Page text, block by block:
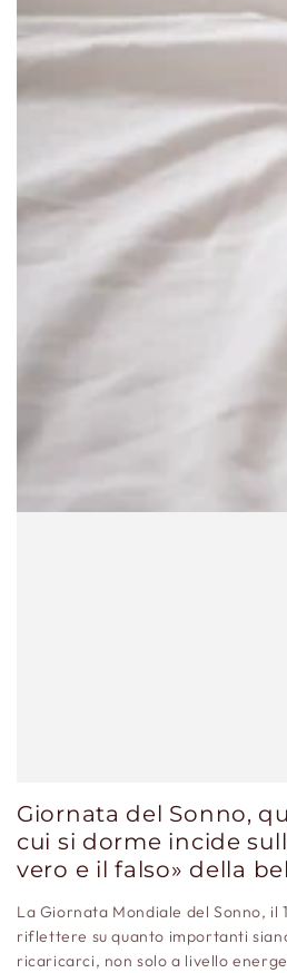
Giornata del Sonno,
cui si dorme incide
vero e il falso» della
La Giornata Mondiale del Sonno, il
riflettere su quanto importanti
ricaricarci, non solo a livello